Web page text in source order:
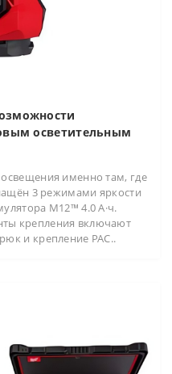
осветительным
именно там, где
3 режимами яркости
M12™ 4.0 А·ч.
крепления включают
и крепление PAC..